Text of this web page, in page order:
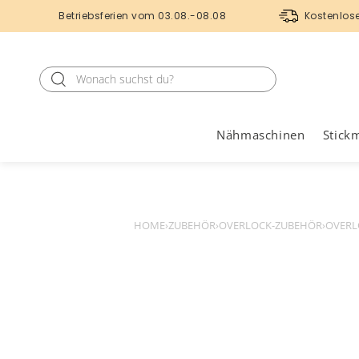
Betriebsferien vom 03.08.-08.08
Nähmaschinen
HOME›ZUBEHÖR›OVERLOCK-ZUBEHÖR›